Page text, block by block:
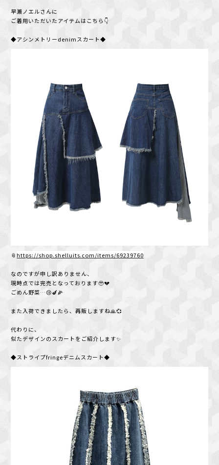
早瀬ノエルさんに
ご着用いただいたアイテムはこちら👇️
◆アシンメトリーdenimスカート◆
📎https://shop.shelluits.com/items/69239760
なのですが申し訳ありません、
現時点では完売となっております🥹💔
ごめん野菜…😢🍆🌽
また入荷できましたら、再販しますね🙏💞
代わりに、
似たデザインのスカートをご紹介します✨
◆ストライプfringeデニムスカート◆